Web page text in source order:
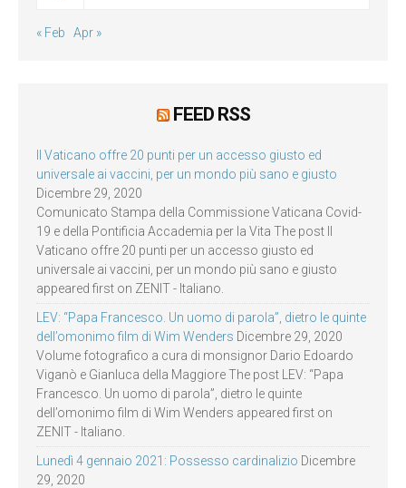
« Feb Apr »
FEED RSS
Il Vaticano offre 20 punti per un accesso giusto ed
universale ai vaccini, per un mondo più sano e giusto
Dicembre 29, 2020
Comunicato Stampa della Commissione Vaticana Covid-
19 e della Pontificia Accademia per la Vita The post Il
Vaticano offre 20 punti per un accesso giusto ed
universale ai vaccini, per un mondo più sano e giusto
appeared first on ZENIT - Italiano.
LEV: “Papa Francesco. Un uomo di parola”, dietro le quinte
dell’omonimo film di Wim Wenders Dicembre 29, 2020
Volume fotografico a cura di monsignor Dario Edoardo
Viganò e Gianluca della Maggiore The post LEV: “Papa
Francesco. Un uomo di parola”, dietro le quinte
dell’omonimo film di Wim Wenders appeared first on
ZENIT - Italiano.
Lunedì 4 gennaio 2021: Possesso cardinalizio Dicembre
29, 2020